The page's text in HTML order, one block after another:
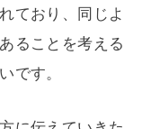
ており、同じよ
ることを考える
です。